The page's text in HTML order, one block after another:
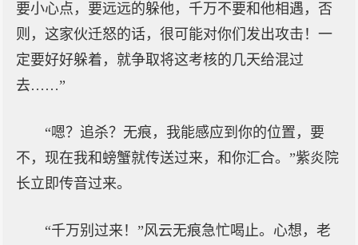
要小心点，要远远的躲他，千万不要和他相遇，否
则，这家伙迁怒的话，很可能对你们发出攻击！一
定要好好躲着，就争取将这考核的几天给混过
去……”
“嗯？追杀？无痕，我能感应到你的位置，要
不，现在我和螃蟹就传送过来，和你汇合。”紫炎院
长立即传音过来。
“千万别过来！”风云无痕急忙喝止。心想，老